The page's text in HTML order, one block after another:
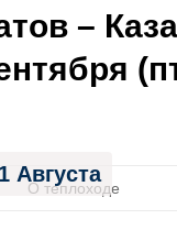
–
Августа
О теплоходе